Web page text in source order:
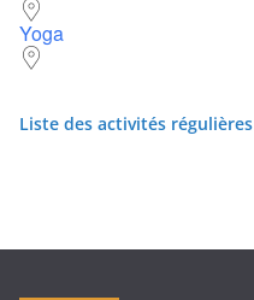
Yoga
Liste des activités régulières